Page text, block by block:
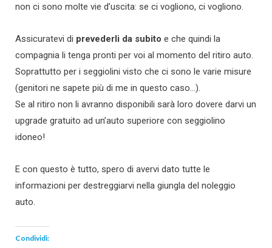
non ci sono molte vie d’uscita: se ci vogliono, ci vogliono.
Assicuratevi di prevederli da subito e che quindi la
compagnia li tenga pronti per voi al momento del ritiro auto.
Soprattutto per i seggiolini visto che ci sono le varie misure
(genitori ne sapete più di me in questo caso…).
Se al ritiro non li avranno disponibili sarà loro dovere darvi un
upgrade gratuito ad un’auto superiore con seggiolino
idoneo!
E con questo è tutto, spero di avervi dato tutte le
informazioni per destreggiarvi nella giungla del noleggio
auto.
Condividi: